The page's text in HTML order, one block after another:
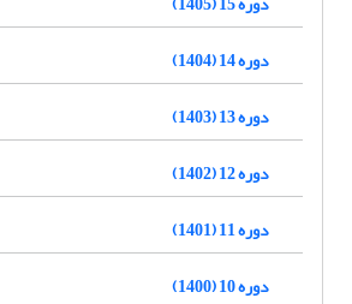
دوره 14 (1404)
دوره 13 (1403)
دوره 12 (1402)
دوره 11 (1401)
دوره 10 (1400)